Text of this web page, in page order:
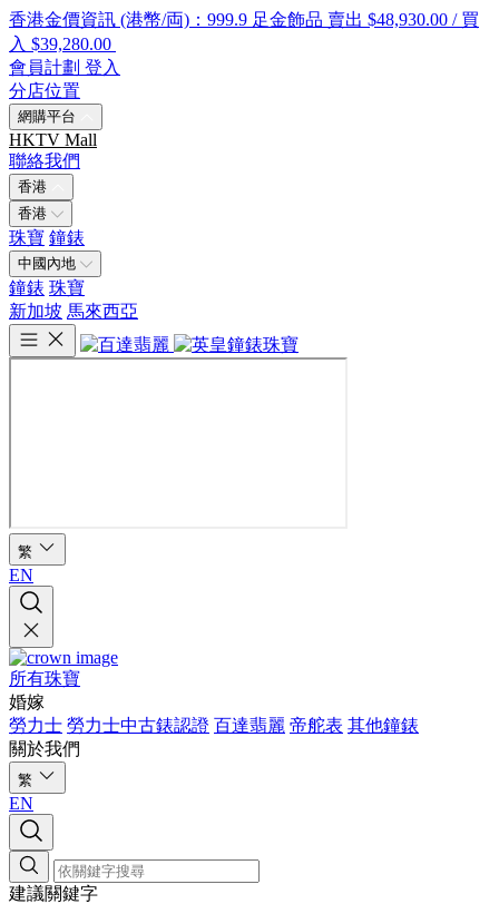
香港金價資訊 (港幣/両)：999.9 足金飾品 賣出 $48,930.00 / 買
入 $39,280.00
會員計劃 登入
分店位置
網購平台
HKTV Mall
聯絡我們
香港
香港
珠寶 鐘錶
中國內地
鐘錶 珠寶
新加坡 馬來西亞
繁
EN
所有珠寶
婚嫁
勞力士 勞力士中古錶認證 百達翡麗 帝舵表 其他鐘錶
關於我們
繁
EN
建議關鍵字